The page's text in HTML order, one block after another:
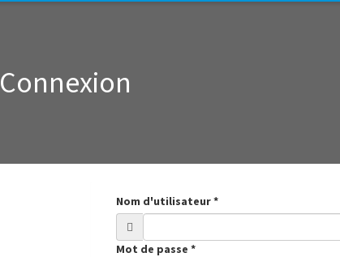
Connexion
Nom d'utilisateur*
Mot de passe*